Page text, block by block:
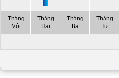
Tháng
Một
Tháng
Hai
Tháng
Ba
Tháng
Tư